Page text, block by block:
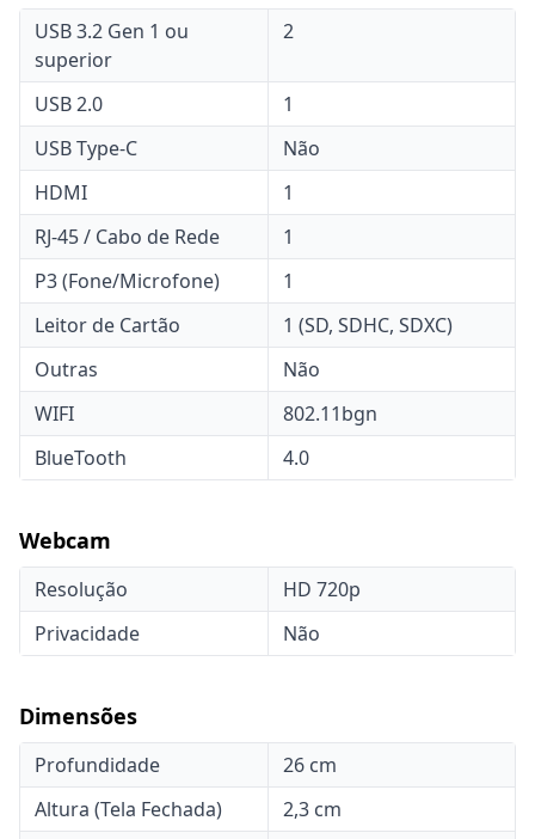
USB 3.2 Gen 1 ou
superior
2
USB 2.0
1
USB Type-C
Não
HDMI
1
RJ-45 / Cabo de Rede
1
P3 (Fone/Microfone)
1
Leitor de Cartão
1 (SD, SDHC, SDXC)
Outras
Não
WIFI
802.11bgn
BlueTooth
4.0
Webcam
Resolução
HD 720p
Privacidade
Não
Dimensões
Profundidade
26 cm
Altura (Tela Fechada)
2,3 cm